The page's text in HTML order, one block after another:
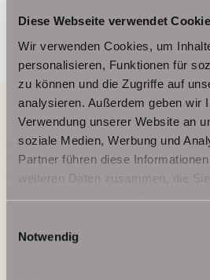
Diese Webseite verwendet
Wir verwenden Cookies, um
personalisieren, Funktionen für
zu können und die Zugriffe auf
analysieren. Außerdem geben wir
Verwendung unserer Website an
soziale Medien, Werbung und
Partner führen diese
weiteren Daten zusammen, die
haben oder die sie im Rahmen
Notwendig
Energieausweis
36,50 kWh / (m²*a)